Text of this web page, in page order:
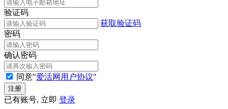
验证码
获取验证码
密码
确认密码
同意"爱活网用户协议"
已有账号, 立即 登录